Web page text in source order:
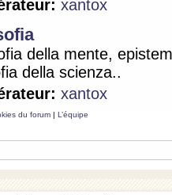
xantox
della mente,
della scienza..
xantox
du forum | L’équipe